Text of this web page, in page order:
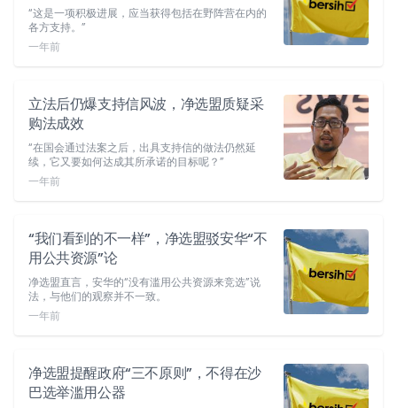
“这是一项积极进展，应当获得包括在野阵营在内的
各方支持。”
一年前
立法后仍爆支持信风波，净选盟质疑采
购法成效
“在国会通过法案之后，出具支持信的做法仍然延
续，它又要如何达成其所承诺的目标呢？”
一年前
“我们看到的不一样”，净选盟驳安华“不
用公共资源”论
净选盟直言，安华的“没有滥用公共资源来竞选”说
法，与他们的观察并不一致。
一年前
净选盟提醒政府“三不原则”，不得在沙
巴选举滥用公器